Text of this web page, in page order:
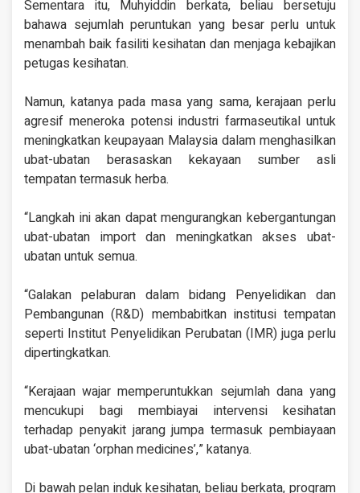
Sementara itu, Muhyiddin berkata, beliau bersetuju
bahawa sejumlah peruntukan yang besar perlu untuk
menambah baik fasiliti kesihatan dan menjaga kebajikan
petugas kesihatan.
Namun, katanya pada masa yang sama, kerajaan perlu
agresif meneroka potensi industri farmaseutikal untuk
meningkatkan keupayaan Malaysia dalam menghasilkan
ubat-ubatan berasaskan kekayaan sumber asli
tempatan termasuk herba.
“Langkah ini akan dapat mengurangkan kebergantungan
ubat-ubatan import dan meningkatkan akses ubat-
ubatan untuk semua.
“Galakan pelaburan dalam bidang Penyelidikan dan
Pembangunan (R&D) membabitkan institusi tempatan
seperti Institut Penyelidikan Perubatan (IMR) juga perlu
dipertingkatkan.
“Kerajaan wajar memperuntukkan sejumlah dana yang
mencukupi bagi membiayai intervensi kesihatan
terhadap penyakit jarang jumpa termasuk pembiayaan
ubat-ubatan ‘orphan medicines’,” katanya.
Di bawah pelan induk kesihatan, beliau berkata, program